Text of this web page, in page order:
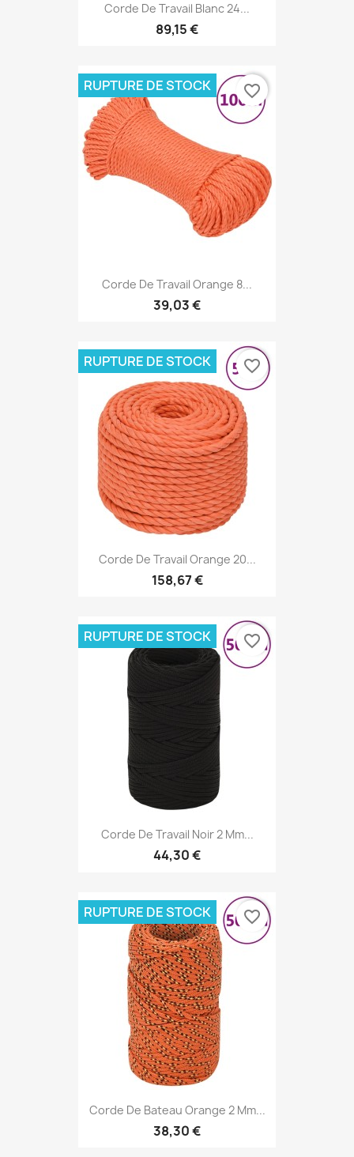
Corde De Travail Blanc 24...
89,15 €
Corde De Travail Orange 8...
39,03 €
RUPTURE DE STOCK favorite_border
Corde De Travail Orange 20...
158,67 €
RUPTURE DE STOCK favorite_border
Corde De Travail Noir 2 Mm...
44,30 €
RUPTURE DE STOCK favorite_border
Corde De Bateau Orange 2 Mm...
38,30 €
RUPTURE DE STOCK favorite_border